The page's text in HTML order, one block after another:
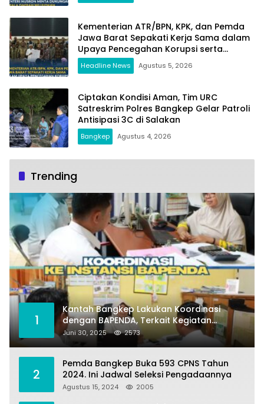
Kementerian ATR/BPN, KPK, dan Pemda
Jawa Barat Sepakati Kerja Sama dalam
Upaya Pencegahan Korupsi serta
Penguatan Ekonomi Daerah
Headline News Agustus 5, 2026
Ciptakan Kondisi Aman, Tim URC
Satreskrim Polres Bangkep Gelar Patroli
Antisipasi 3C di Salakan
Bangkep Agustus 4, 2026
Trending
1
Kantah Bangkep Lakukan Koordinasi
dengan BAPENDA, Terkait Kegiatan
Fasilitasi Penilaian Tanah dan Ekonomi
Pertanahan
Juni 30, 2025 2573
2
Pemda Bangkep Buka 593 CPNS Tahun
2024. Ini Jadwal Seleksi Pengadaannya
Agustus 15, 2024 2005